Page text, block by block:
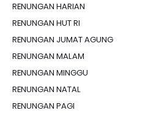
RENUNGAN HARIAN
RENUNGAN HUT RI
RENUNGAN JUMAT AGUNG
RENUNGAN MALAM
RENUNGAN MINGGU
RENUNGAN NATAL
RENUNGAN PAGI